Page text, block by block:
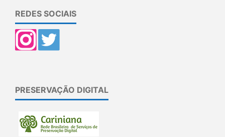
REDES SOCIAIS
PRESERVAÇÃO DIGITAL